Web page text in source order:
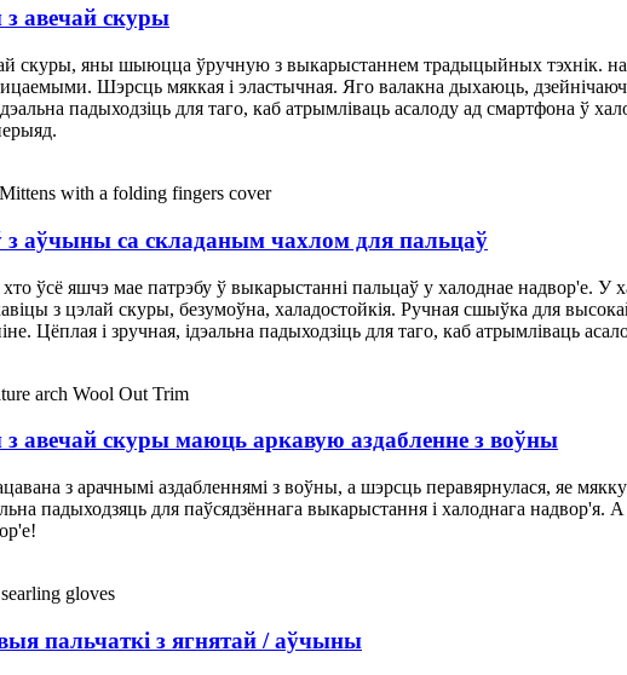
авечай скуры
скуры, яны шыюцца ўручную з выкарыстаннем традыцыйных тэхнік.
Шэрсць мяккая і эластычная. Яго валакна дыхаюць,
падыходзіць для таго, каб атрымліваць асалоду ад смартфона ў
з аўчыны са складаным чахлом для пальцаў
ўсё яшчэ мае патрэбу ў выкарыстанні пальцаў у халоднае надвор'е.
з цэлай скуры, безумоўна, халадостойкія. Ручная сшыўка для
Цёплая і зручная, ідэальна падыходзіць для таго, каб атрымліваць
авечай скуры маюць аркавую аздабленне з воўны
з арачнымі аздабленнямі з воўны, а шэрсць перавярнулася, яе
падыходзяць для паўсядзённага выкарыстання і халоднага надвор'я.
пальчаткі з ягнятай / аўчыны